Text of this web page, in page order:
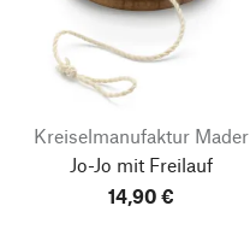
Kreiselmanufaktur Mader
Jo-Jo mit Freilauf
14,90 €